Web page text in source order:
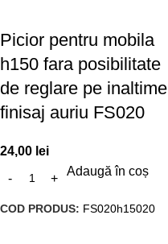
Picior pentru mobila
h150 fara posibilitate
de reglare pe inaltime
finisaj auriu FS020
24,00 lei
Adaugă în coș
COD PRODUS: FS020h15020